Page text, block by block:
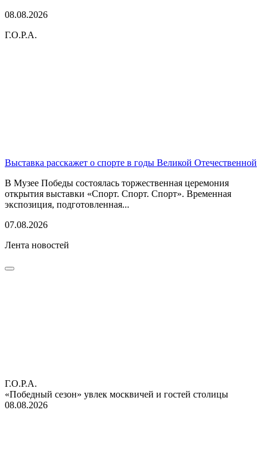
08.08.2026
Г.О.Р.А.
Выставка расскажет о спорте в годы Великой Отечественной
В Музее Победы состоялась торжественная церемония
открытия выставки «Спорт. Спорт. Спорт». Временная
экспозиция, подготовленная...
07.08.2026
Лента новостей
Г.О.Р.А.
«Победный сезон» увлек москвичей и гостей столицы
08.08.2026